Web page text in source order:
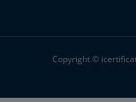
Copyright ©